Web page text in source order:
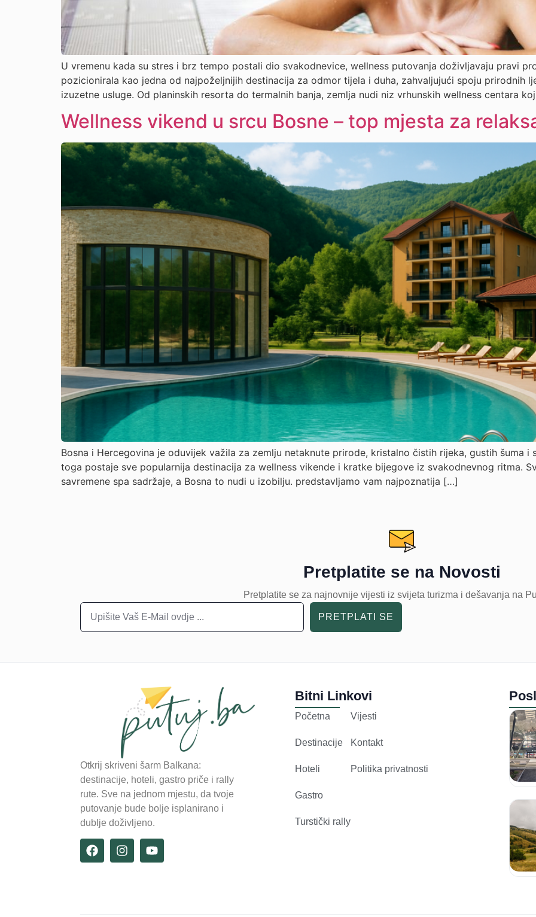
U vremenu kada su stres i brz tempo postali dio svakodnevice, wellness putovanja doživljavaju pravi
pozicionirala kao jedna od najpoželjnijih destinacija za odmor tijela i duha, zahvaljujući spoju prirodnih
izuzetne usluge. Od planinskih resorta do termalnih banja, zemlja nudi niz vrhunskih wellness centara
Wellness vikend u srcu Bosne – top mjesta za
Bosna i Hercegovina je oduvijek važila za zemlju netaknute prirode, kristalno čistih rijeka, gustih šuma
toga postaje sve popularnija destinacija za wellness vikende i kratke bijegove iz svakodnevnog ritma.
savremene spa sadržaje, a Bosna to nudi u izobilju. predstavljamo vam najpoznatija […]
Pretplatite se na Novosti
Pretplatite se za najnovnije vijesti iz svijeta turizma i dešavanja na
PRETPLATI SE
Otkrij skriveni šarm Balkana:
destinacije, hoteli, gastro priče i rally
rute. Sve na jednom mjestu, da tvoje
putovanje bude bolje isplanirano i
dublje doživljeno.
Bitni Linkovi
Početna
Destinacije
Hoteli
Gastro
Turstički rally
Vijesti
Kontakt
Politika privatnosti